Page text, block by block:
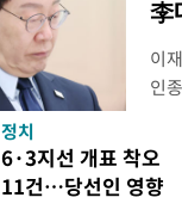
李
이
인
들
지
았
정치
6·3지선 개표 착오
11건…당선인 영향